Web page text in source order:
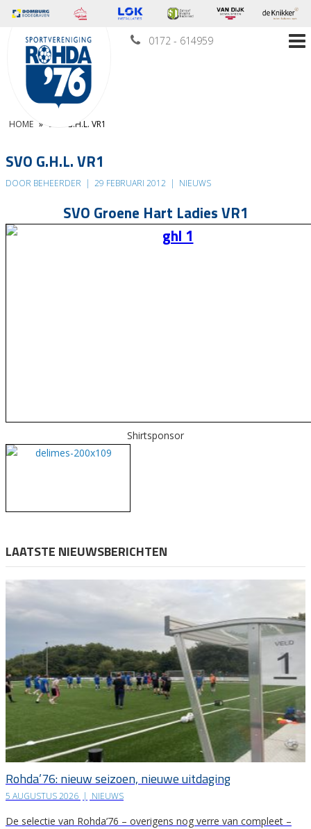
0172 - 614959
HOME » SVO G.H.L. VR1
SVO G.H.L. VR1
DOOR BEHEERDER | 29 FEBRUARI 2012 | NIEUWS
SVO Groene Hart Ladies VR1
Shirtsponsor
LAATSTE NIEUWSBERICHTEN
Rohda’76: nieuw seizoen, nieuwe uitdaging
5 AUGUSTUS 2026 | NIEUWS
De selectie van Rohda’76 – overigens nog verre van compleet –